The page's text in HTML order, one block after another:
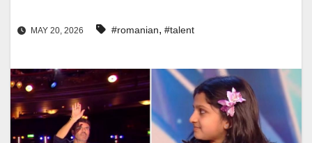
MAY 20, 2026 #romanian, #talent